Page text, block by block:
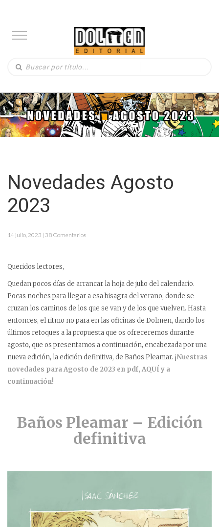
Novedades Agosto
2023
14 julio, 2023 | 38 Comentarios
Queridos lectores,
Quedan pocos días de arrancar la hoja de julio del calendario.
Pocas noches para llegar a esa bisagra del verano, donde se
cruzan los caminos de los que se van y de los que vuelven. Hasta
entonces, el ritmo no para en las oficinas de Dolmen, dando los
últimos retoques a la propuesta que os ofreceremos durante
agosto, que os presentamos a continuación, encabezada por una
nueva edición, la edición definitiva, de Baños Pleamar. ¡Nuestras
novedades para Agosto de 2023 en pdf, AQUÍ y a
continuación!
Baños Pleamar – Edición
definitiva